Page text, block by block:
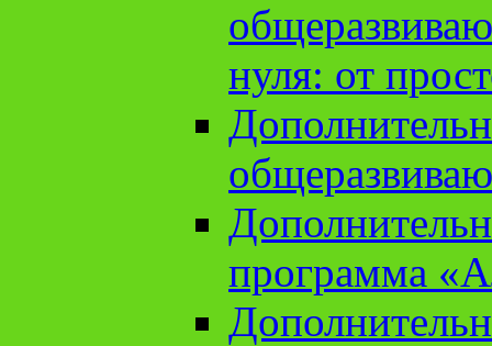
нуля: от
программа